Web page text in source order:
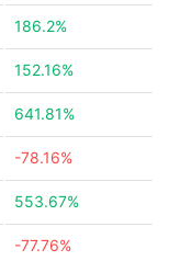
186.2%
152.16%
641.81%
-78.16%
553.67%
-77.76%